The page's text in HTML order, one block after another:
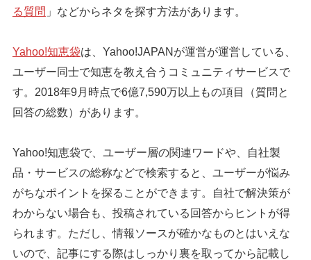
る質問 」などからネタを探す方法があります。
Yahoo!知恵袋は、Yahoo!JAPANが運営が運営している、
ユーザー同士で知恵を教え合うコミュニティサービスで
す。2018年9月時点で6億7,590万以上もの項目（質問と
回答の総数）があります。
Yahoo!知恵袋で、ユーザー層の関連ワードや、自社製
品・サービスの総称などで検索すると、ユーザーが悩み
がちなポイントを探ることができます。自社で解決策が
わからない場合も、投稿されている回答からヒントが得
られます。ただし、情報ソースが確かなものとはいえな
いので、記事にする際はしっかり裏を取ってから記載し